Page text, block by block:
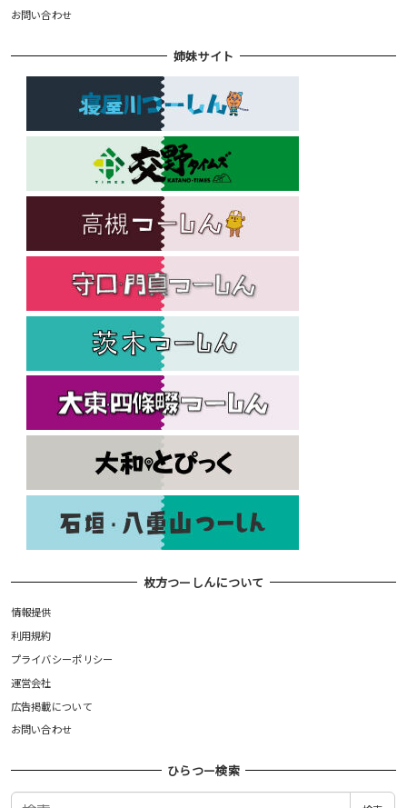
お問い合わせ
姉妹サイト
枚方つーしんについて
情報提供
利用規約
プライバシーポリシー
運営会社
広告掲載について
お問い合わせ
ひらつー検索
検